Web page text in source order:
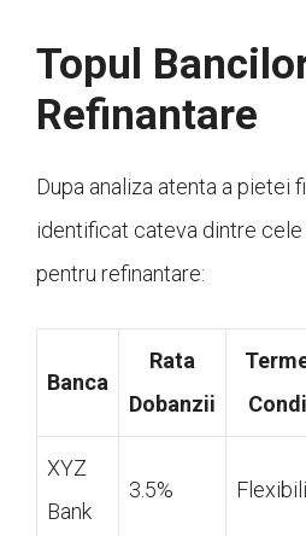
Topul
Refinantare
Dupa analiza atenta a pietei
identificat cateva dintre cele
pentru refinantare:
Banca
Rata
Dobanzii
XYZ
Bank
3.5% Flexibili